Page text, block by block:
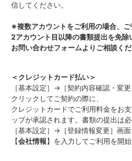
信してください。
※複数アカウントをご利用の場合、
2アカウント目以降の書類提出を免除
お問い合わせフォームよりご相談くだ
＜クレジットカード払い＞
［基本設定］→［契約内容確認・変
クリックしてご契約の際に、
クレジットカードでご利用料金をお
ップが承認されます。書類の提出は必
［基本設定］→［登録情報変更］画面
【会社情報】を入力してご利用を開始